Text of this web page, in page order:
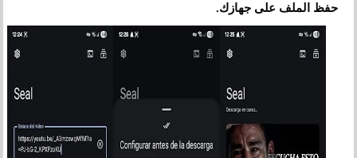
حفظ الملف على جهازك.